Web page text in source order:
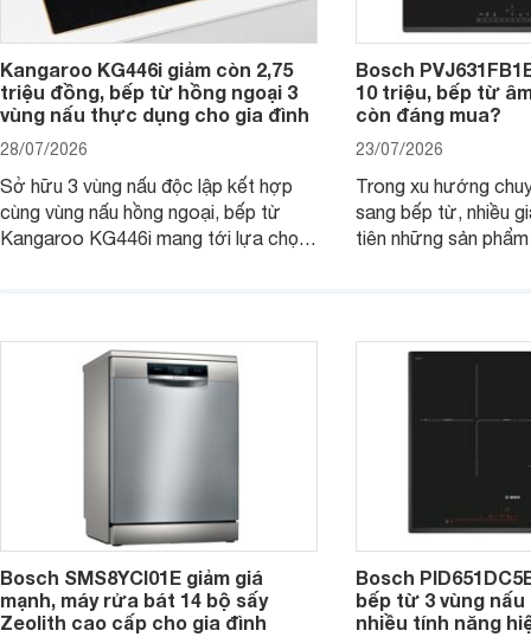
Kangaroo KG446i giảm còn 2,75
triệu đồng, bếp từ hồng ngoại 3
vùng nấu thực dụng cho gia đình
28/07/2026
Sở hữu 3 vùng nấu độc lập kết hợp
cùng vùng nấu hồng ngoại, bếp từ
Kangaroo KG446i mang tới lựa chọn
nhiều cửa hàng, đại lý.
Bosch
10 triệu, bếp từ
còn đáng mua?
23/07/2026
Trong xu hướng
sang bếp từ, nhiều
tiên những sản
mẫu bếp đáp ứng
Bosch SMS8YCI01E giảm giá
mạnh, máy rửa bát 14 bộ sấy
Zeolith cao cấp cho gia đình
Bosch
bếp từ 3 vùng
nhiều tính năng